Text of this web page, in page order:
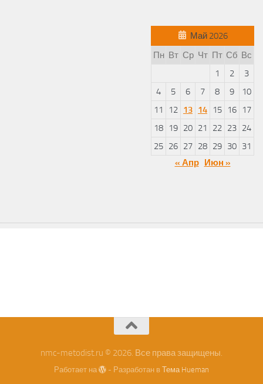
Май 2026
Пн Вт Ср Чт Пт Сб Вс
1
2
3
4
5 6 7 8 9
10
11
12 13 14 15 16
17
18
19 20 21 22 23 24
25 26 27 28 29 30 31
« Апр
Июн »
nmc-metodist.ru © 2026. Все права защищены.
Работает на - Разработан вТема Hueman